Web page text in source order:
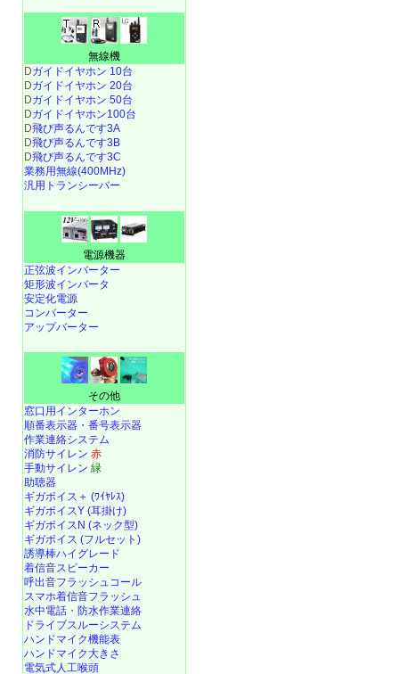
無線機
Dガイドイヤホン 10台
Dガイドイヤホン 20台
Dガイドイヤホン 50台
Dガイドイヤホン100台
D飛び声るんです3A
D飛び声るんです3B
D飛び声るんです3C
業務用無線(400MHz)
汎用トランシーバー
電源機器
正弦波インバーター
矩形波インバータ
安定化電源
コンバーター
アップバーター
その他
窓口用インターホン
順番表示器・番号表示器
作業連絡システム
消防サイレン 赤
手動サイレン 緑
助聴器
ギガボイス＋ (ﾜｲﾔﾚｽ)
ギガボイスY (耳掛け)
ギガボイスN (ネック型)
ギガボイス (フルセット)
誘導棒ハイグレード
着信音スピーカー
呼出音フラッシュコール
スマホ着信音フラッシュ
水中電話 ・ 防水作業連絡
ドライブスルーシステム
ハンドマイク機能表
ハンドマイク大きさ
電気式人工喉頭